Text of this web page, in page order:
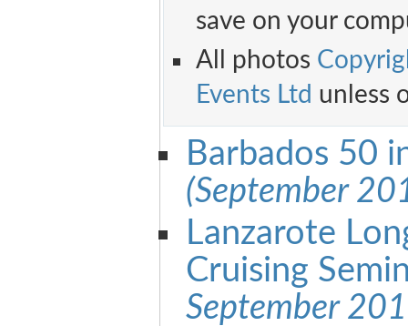
save on your
All photos
Events Ltd unless
Barbados 50
(September
Lanzarote
Cruising
September